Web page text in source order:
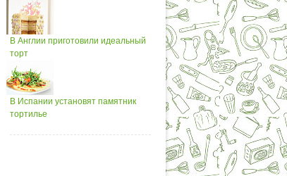
В Англии приготовили идеальный
торт
В Испании установят памятник
тортилье